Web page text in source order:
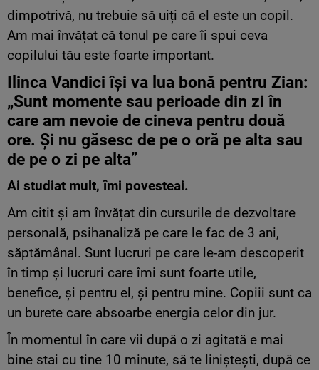
dimpotrivă, nu trebuie să uiți că el este un copil.
Am mai învățat că tonul pe care îi spui ceva
copilului tău este foarte important.
Ilinca Vandiciîși va lua bonă pentru Zian:
„Sunt momente sau perioade din zi în
care am nevoie de cineva pentru două
ore. Și nu găsesc de pe o oră pe alta sau
de pe o zi pe alta”
Ai studiat mult, îmi povesteai.
Am citit și am învățat din cursurile de dezvoltare
personală, psihanaliză pe care le fac de 3 ani,
săptămânal. Sunt lucruri pe care le-am descoperit
în timp și lucruri care îmi sunt foarte utile,
benefice, și pentru el, și pentru mine. Copiii sunt ca
un burete care absoarbe energia celor din jur.
În momentul în care vii după o zi agitată e mai
bine stai cu tine 10 minute, să te liniștești, după ce